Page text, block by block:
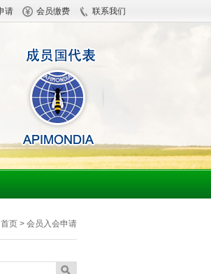
请 会员缴费 联系我们
首页 > 会员入会申请